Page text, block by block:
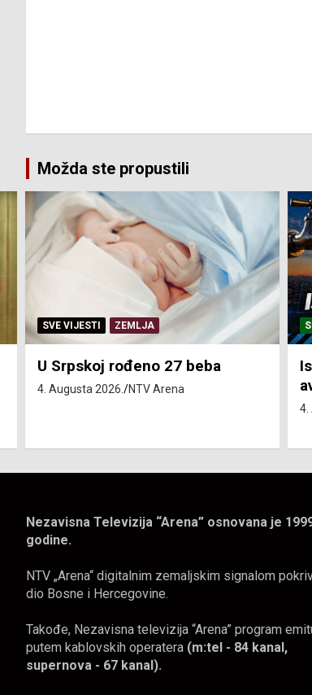
Možda ste propustili
SERVISNE INFORMACIJE
Isključenja vode – utorak 4.
avgust
4.
Nezavisna Televizija “Arena” osnovana je
godine.
NTV „Arena“ digitalnim zemaljskim signalom
dio Bosne i Hercegovine.
Takođe, Nezavisna televizija “Arena” program
putem kablovskih operatera (m:tel - 84 kanal,
supernova - 67 kanal).